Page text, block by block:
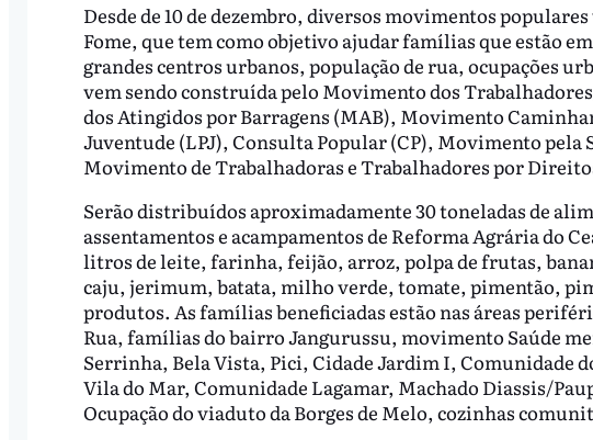
Desde de 10 de dezembro, diversos movimentos
Fome, que tem como objetivo ajudar famílias que estão
grandes centros urbanos, população de rua, ocupações
vem sendo construída pelo Movimento dos
dos Atingidos por Barragens (MAB), Movimento
Juventude (LPJ), Consulta Popular (CP), Movimento
Movimento de Trabalhadoras e Trabalhadores por
Serão distribuídos aproximadamente 30 toneladas de
assentamentos e acampamentos de Reforma Agrária do
litros de leite, farinha, feijão, arroz, polpa de frutas,
caju, jerimum, batata, milho verde, tomate, pimentão,
produtos. As famílias beneficiadas estão nas áreas
Rua, famílias do bairro Jangurussu, movimento Saúde
Serrinha, Bela Vista, Pici, Cidade Jardim I, Comunidade
Vila do Mar, Comunidade Lagamar, Machado Diassis/
Ocupação do viaduto da Borges de Melo, cozinhas